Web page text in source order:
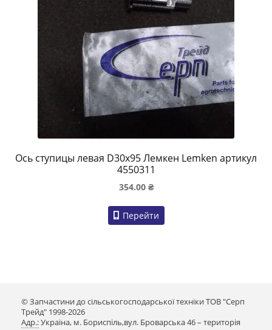
Ось ступицы левая D30x95 Лемкен Lemken артикул
4550311
354.00 ₴
Перейти
© Запчастини до сільськогосподарської техніки ТОВ "Серп
Трейд" 1998-2026
Адр.:Україна, м. Бориспіль,вул. Броварська 46 – територія